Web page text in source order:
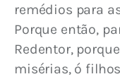
remédios para
Porque então,
Redentor,
misérias, ó